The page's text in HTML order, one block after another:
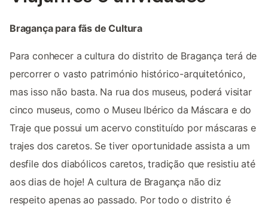
Bragança para fãs de Cultura
Para conhecer a cultura do distrito de Bragança terá de
percorrer o vasto património histórico-arquitetónico,
mas isso não basta. Na rua dos museus, poderá visitar
cinco museus, como o Museu Ibérico da Máscara e do
Traje que possui um acervo constituído por máscaras e
trajes dos caretos. Se tiver oportunidade assista a um
desfile dos diabólicos caretos, tradição que resistiu até
aos dias de hoje! A cultura de Bragança não diz
respeito apenas ao passado. Por todo o distrito é